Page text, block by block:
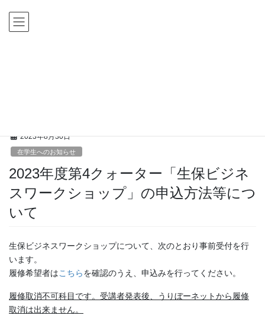
2023年8月30日
在学生へのお知らせ
2023年度第4クォーター「生保ビジネ
スワークショップ」の申込方法等につ
いて
生保ビジネスワークショップについて、次のとおり事前受付を行
います。
履修希望者はこちらを確認のうえ、申込みを行ってください。
履修取消不可科目です。受講者発表後、うりぼーネットから履修
取消は出来ません。